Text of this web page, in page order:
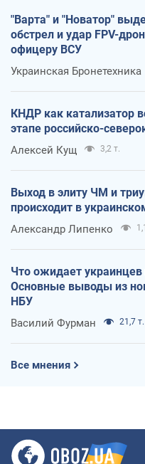
"Варта" и "Новатор"
обстрел и удар FPV-
офицеру ВСУ
Украинская Бронетехника
КНДР как катализатор
этапе российско-
Алексей Кущ 3,2 т.
Выход в элиту ЧМ и
происходит в
Александр Липенко
Что ожидает украинцев
Основные выводы из
НБУ
Василий Фурман 21,7 т.
Все мнения